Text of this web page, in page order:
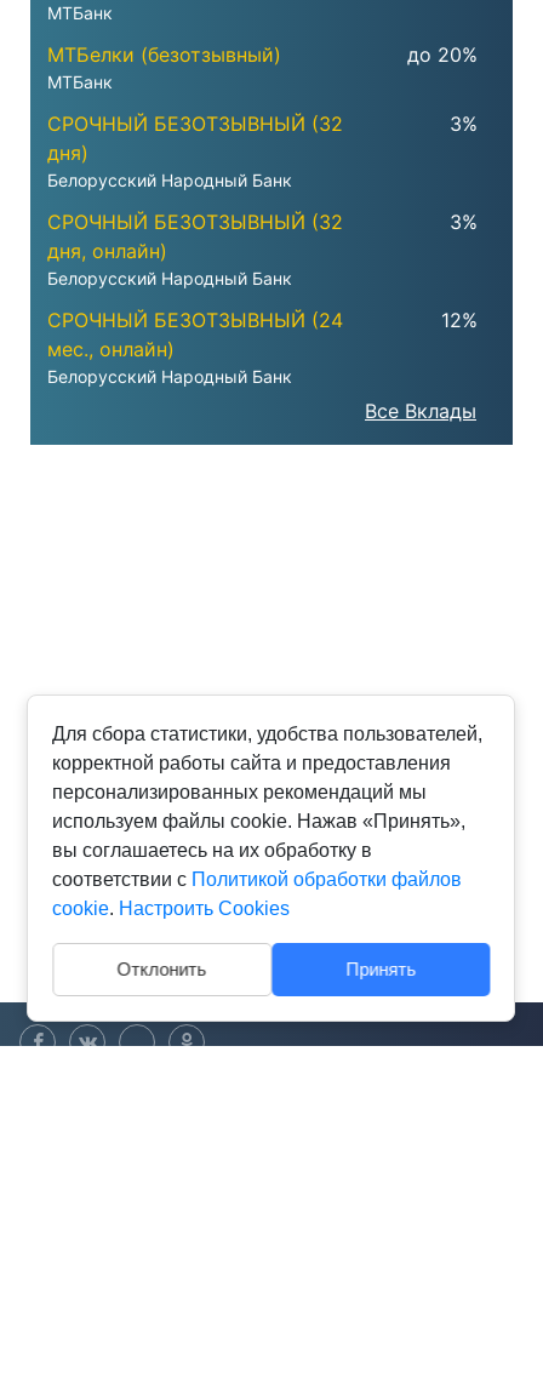
Для сбора статистики, удобства пользователей,
корректной работы сайта и предоставления
персонализированных рекомендаций мы
используем файлы cookie. Нажав «Принять»,
вы соглашаетесь на их обработку в
соответствии с Политикой обработки файлов
cookie. Настроить Cookies
Отклонить Принять
МТБанк
МТБелки (безотзывный)
МТБанк
до 20%
СРОЧНЫЙ БЕЗОТЗЫВНЫЙ (32
дня)
Белорусский Народный Банк
3%
СРОЧНЫЙ БЕЗОТЗЫВНЫЙ (32
дня, онлайн)
Белорусский Народный Банк
3%
СРОЧНЫЙ БЕЗОТЗЫВНЫЙ (24
мес., онлайн)
Белорусский Народный Банк
12%
Все Вклады